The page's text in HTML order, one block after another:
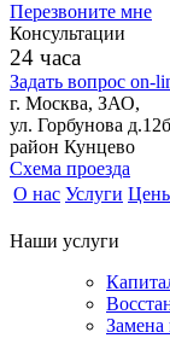
Перезвоните мне
Консультации
24 часа
Задать вопрос on-
г. Москва, ЗАО,
ул. Горбунова д.12б
район Кунцево
Схема проезда
О нас Услуги
Наши услуги
Замена